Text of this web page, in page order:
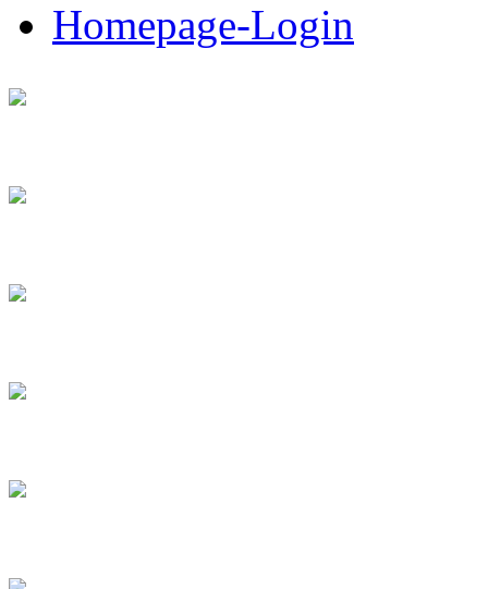
Homepage-Login